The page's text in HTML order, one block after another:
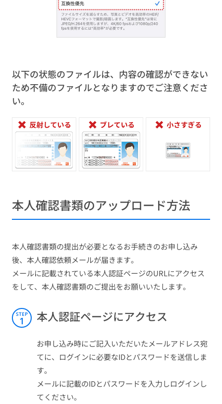
以下の状態のファイルは、内容の確認ができない
ため不備のファイルとなりますのでご注意くださ
い。
本人確認書類のアップロード方法
本人確認書類の提出が必要となるお手続きのお申し込み
後、本人確認依頼メールが届きます。
メールに記載されている本人認証ページのURLにアクセス
をして、本人確認書類のご提出をお願いいたします。
STEP
1 本人認証ページにアクセス
お申し込み時にご記入いただいたメールアドレス宛
てに、ログインに必要なIDとパスワードを送信しま
す。
メールに記載のIDとパスワードを入力しログインし
てください。